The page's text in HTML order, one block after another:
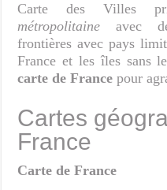
Carte des Villes
métropolitaine avec
frontières avec pays
France et les îles sans
carte de France pour
Cartes
France
Carte de France